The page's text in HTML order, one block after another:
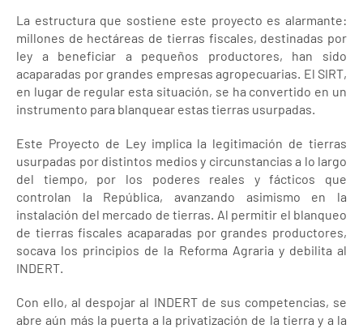
La estructura que sostiene este proyecto es alarmante:
millones de hectáreas de tierras fiscales, destinadas por
ley a beneficiar a pequeños productores, han sido
acaparadas por grandes empresas agropecuarias. El SIRT,
en lugar de regular esta situación, se ha convertido en un
instrumento para blanquear estas tierras usurpadas.
Este Proyecto de Ley implica la legitimación de tierras
usurpadas por distintos medios y circunstancias a lo largo
del tiempo, por los poderes reales y fácticos que
controlan la República, avanzando asimismo en la
instalación del mercado de tierras. Al permitir el blanqueo
de tierras fiscales acaparadas por grandes productores,
socava los principios de la Reforma Agraria y debilita al
INDERT.
Con ello, al despojar al INDERT de sus competencias, se
abre aún más la puerta a la privatización de la tierra y a la